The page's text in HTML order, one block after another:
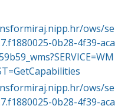
ows/se
0b28-4f39-aca
ows/se
0b28-4f39-aca